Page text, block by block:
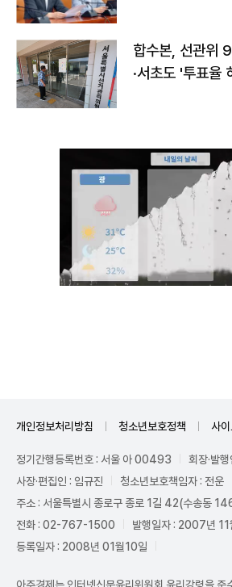
합수본, 선관위
·서초도 '투표율
개인정보처리방침 청소년보호정책 사
정기간행등록번호 : 서울 아 00493
회장·발
사장·편집인 : 임규진
청소년보호책임자 : 전운
주소 : 서울특별시 종로구 종로 1길 42(수송동
전화 : 02-767-1500
발행일자 : 2007년 11
등록일자 : 2008년 01월10일